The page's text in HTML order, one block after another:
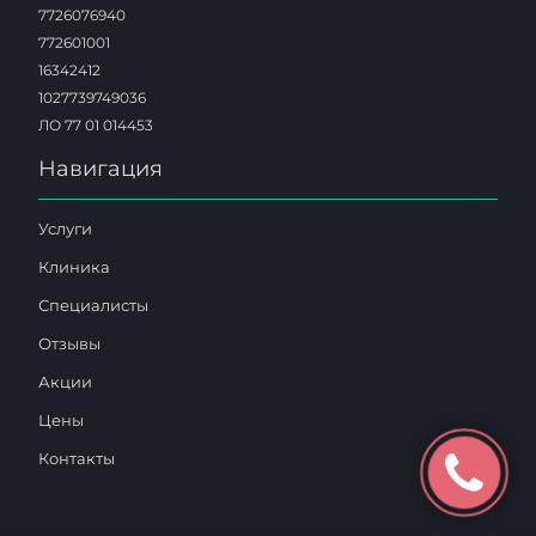
7726076940
772601001
16342412
1027739749036
ЛО 77 01 014453
Навигация
Услуги
Клиника
Специалисты
Отзывы
Акции
Цены
Контакты